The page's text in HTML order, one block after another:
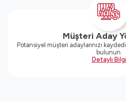
Müşteri Aday
Potansiyel müşteri adaylarınızı
bulunun.
Detaylı Bilgi